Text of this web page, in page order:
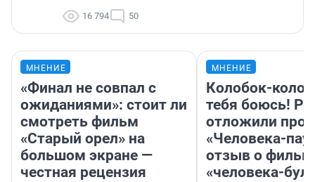
16 794 50
МНЕНИЕ
«Финал не совпал с
ожиданиями»: стоит ли
смотреть фильм
«Старый орел» на
большом экране —
честная рецензия
МНЕНИЕ
Колобок-
тебя боюсь!
отложили
«Человека-
отзыв о
«человека-